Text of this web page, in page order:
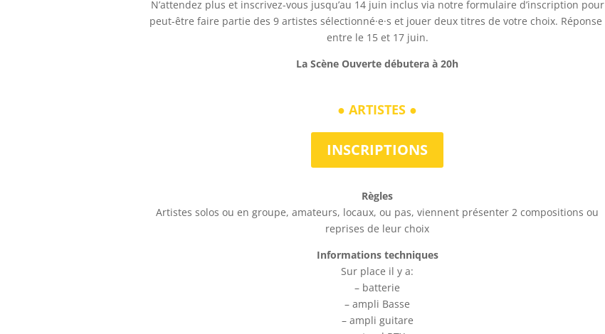
N’attendez plus et inscrivez-vous jusqu’au 14 juin inclus via notre formulaire d’inscription pour
peut-être faire partie des 9artistes sélectionné·e·s et jouer deux titres de votre choix. Réponse
entre le 15 et 17 juin.
La Scène Ouverte débutera à 20h
●ARTISTES ●
INSCRIPTIONS
Règles
Artistes solos ou en groupe, amateurs, locaux, ou pas, viennent présenter 2 compositions ou
reprises de leur choix
Informations techniques
Sur place il y a:
– batterie
– ampli Basse
– ampli guitare